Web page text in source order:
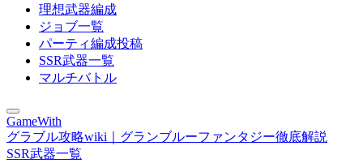
理想武器編成
ジョブ一覧
パーティ編成投稿
SSR武器一覧
マルチバトル
GameWith
グラブル攻略wiki｜グランブルーファンタジー徹底解説
SSR武器一覧